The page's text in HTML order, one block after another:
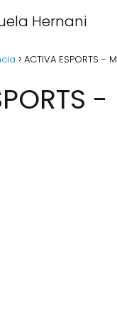
Hernani
ACTIVA ESPORTS